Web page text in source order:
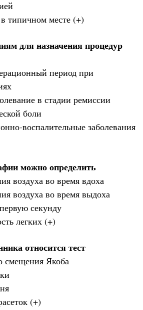
типичном месте (+)
для назначения процедур
период при
в стадии ремиссии
боли
воспалительные заболевания
можно определить
воздуха во время вдоха
воздуха во время выдоха
секунду
легких (+)
относится тест
смещения Якоба
(+)